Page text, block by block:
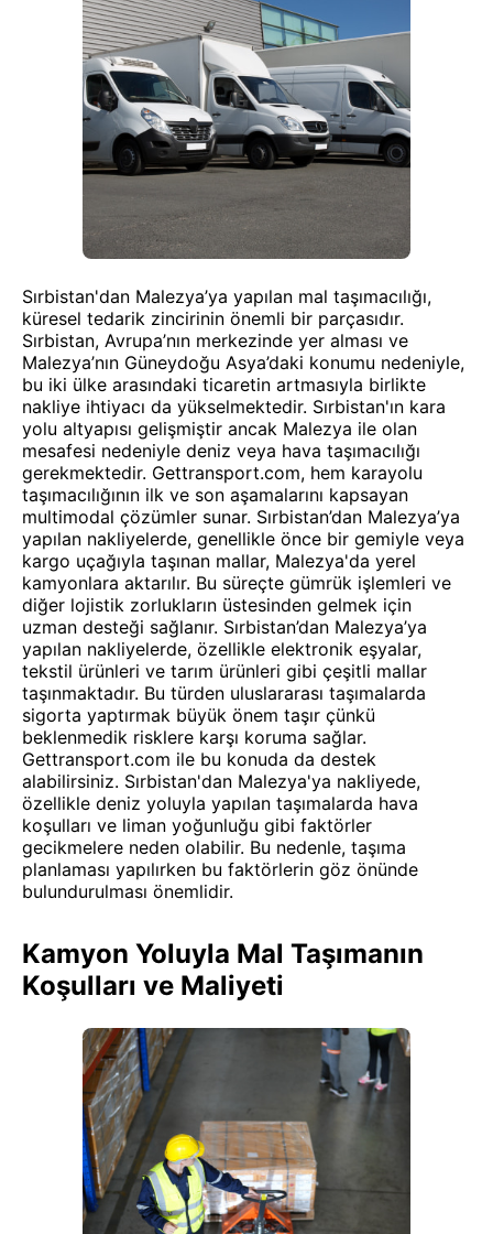
Sırbistan'dan Malezya’ya yapılan mal taşımacılığı,
küresel tedarik zincirinin önemli bir parçasıdır.
Sırbistan, Avrupa’nın merkezinde yer alması ve
Malezya’nın Güneydoğu Asya’daki konumu nedeniyle,
bu iki ülke arasındaki ticaretin artmasıyla birlikte
nakliye ihtiyacı da yükselmektedir. Sırbistan'ın kara
yolu altyapısı gelişmiştir ancak Malezya ile olan
mesafesi nedeniyle deniz veya hava taşımacılığı
gerekmektedir. Gettransport.com, hem karayolu
taşımacılığının ilk ve son aşamalarını kapsayan
multimodal çözümler sunar. Sırbistan’dan Malezya’ya
yapılan nakliyelerde, genellikle önce bir gemiyle veya
kargo uçağıyla taşınan mallar, Malezya'da yerel
kamyonlara aktarılır. Bu süreçte gümrük işlemleri ve
diğer lojistik zorlukların üstesinden gelmek için
uzman desteği sağlanır. Sırbistan’dan Malezya’ya
yapılan nakliyelerde, özellikle elektronik eşyalar,
tekstil ürünleri ve tarım ürünleri gibi çeşitli mallar
taşınmaktadır. Bu türden uluslararası taşımalarda
sigorta yaptırmak büyük önem taşır çünkü
beklenmedik risklere karşı koruma sağlar.
Gettransport.com ile bu konuda da destek
alabilirsiniz. Sırbistan'dan Malezya'ya nakliyede,
özellikle deniz yoluyla yapılan taşımalarda hava
koşulları ve liman yoğunluğu gibi faktörler
gecikmelere neden olabilir. Bu nedenle, taşıma
planlaması yapılırken bu faktörlerin göz önünde
bulundurulması önemlidir.
Kamyon Yoluyla Mal Taşımanın
Koşulları ve Maliyeti